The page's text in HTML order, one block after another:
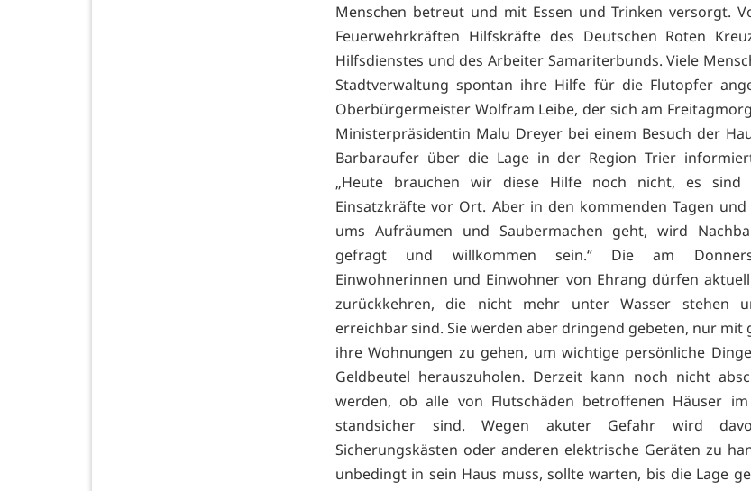
Menschen betreut und mit Essen und Trinken versorgt.
Feuerwehrkräften Hilfskräfte des Deutschen Roten
Hilfsdienstes und des Arbeiter Samariterbunds. Viele
Stadtverwaltung spontan ihre Hilfe für die Flutopfer
Oberbürgermeister Wolfram Leibe, der sich am
Ministerpräsidentin Malu Dreyer bei einem Besuch der
Barbaraufer über die Lage in der Region Trier
„Heute brauchen wir diese Hilfe noch nicht, es sind
Einsatzkräfte vor Ort. Aber in den kommenden Tagen und
ums Aufräumen und Saubermachen geht, wird
gefragt und willkommen sein.“ Die am
Einwohnerinnen und Einwohner von Ehrang dürfen
zurückkehren, die nicht mehr unter Wasser stehen
erreichbar sind. Sie werden aber dringend gebeten, nur mit
ihre Wohnungen zu gehen, um wichtige persönliche
Geldbeutel herauszuholen. Derzeit kann noch nicht
werden, ob alle von Flutschäden betroffenen Häuser
standsicher sind. Wegen akuter Gefahr wird
Sicherungskästen oder anderen elektrische Geräten zu
unbedingt in sein Haus muss, sollte warten, bis die Lage